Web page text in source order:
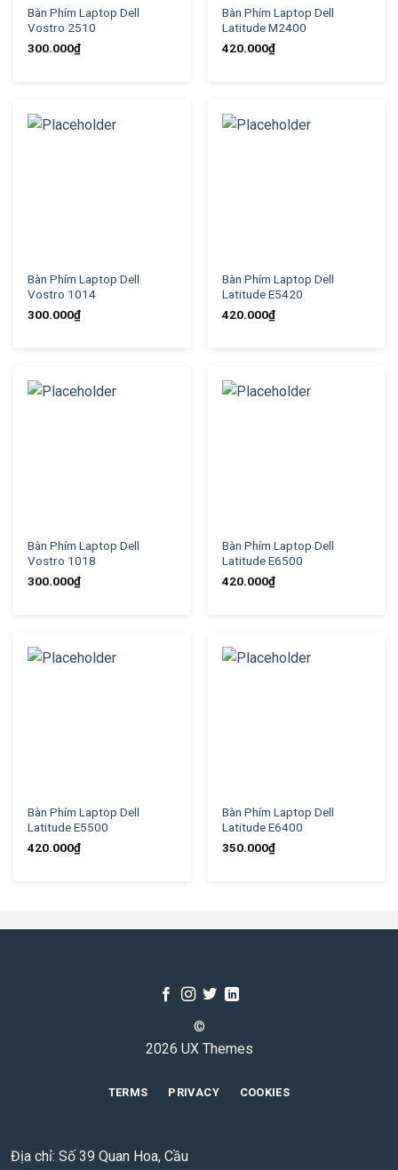
Bàn Phím Laptop Dell
Vostro 2510
300.000₫
Bàn Phím Laptop Dell
Latitude M2400
420.000₫
Bàn Phím Laptop Dell
Vostro 1014
300.000₫
Bàn Phím Laptop Dell
Latitude E5420
420.000₫
Bàn Phím Laptop Dell
Vostro 1018
300.000₫
Bàn Phím Laptop Dell
Latitude E6500
420.000₫
Bàn Phím Laptop Dell
Latitude E5500
420.000₫
Bàn Phím Laptop Dell
Latitude E6400
350.000₫
©
2026 UX Themes
TERMS PRIVACY COOKIES
Địa chỉ: Số 39 Quan Hoa, Cầu